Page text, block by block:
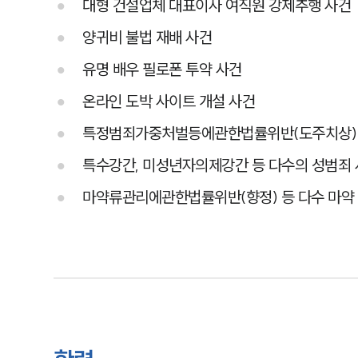
대형 건설업체 대표이사 여직원 강제추행 사건
양귀비 불법 재배 사건
유명 배우 필로폰 투약 사건
온라인 도박 사이트 개설 사건
특정범죄가중처벌등에관한법률위반(도주치상
특수강간, 미성년자의제강간 등 다수의 성범죄
마약류관리에관한법률위반(향정) 등 다수 마약